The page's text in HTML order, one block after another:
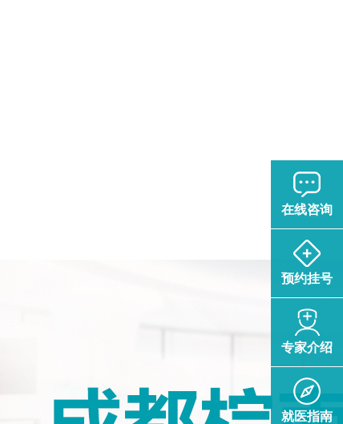
在线咨询
预约挂号
专家介绍
就医指南